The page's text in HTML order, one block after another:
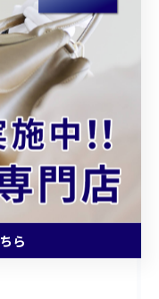
#遺品整理
Categories
ら
ら